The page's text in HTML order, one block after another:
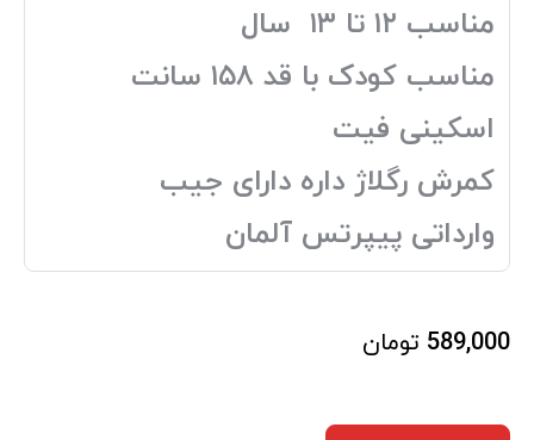
مناسب ۱۲ تا ۱۳ سال
مناسب کودک با قد ۱۵۸ سانت
اسکینی فیت
کمرش رگلاژ داره دارای جیب
وارداتی پیپرتس آلمان
589,000 تومان